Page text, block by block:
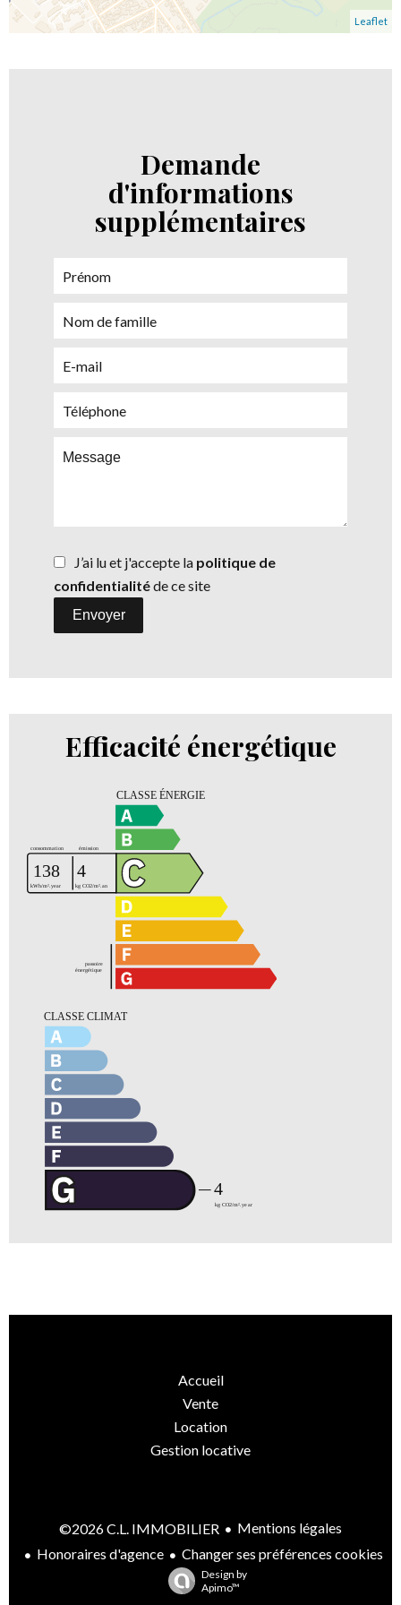
Leaflet
Demande
d'informations
supplémentaires
J’ai lu et j'accepte la politique de
confidentialitéde ce site
Envoyer
Efficacité énergétique
Accueil
Vente
Location
Gestion locative
©2026 C.L. IMMOBILIER
Mentions légales
Honoraires d'agence
Changer ses préférences cookies
Design by
Apimo™